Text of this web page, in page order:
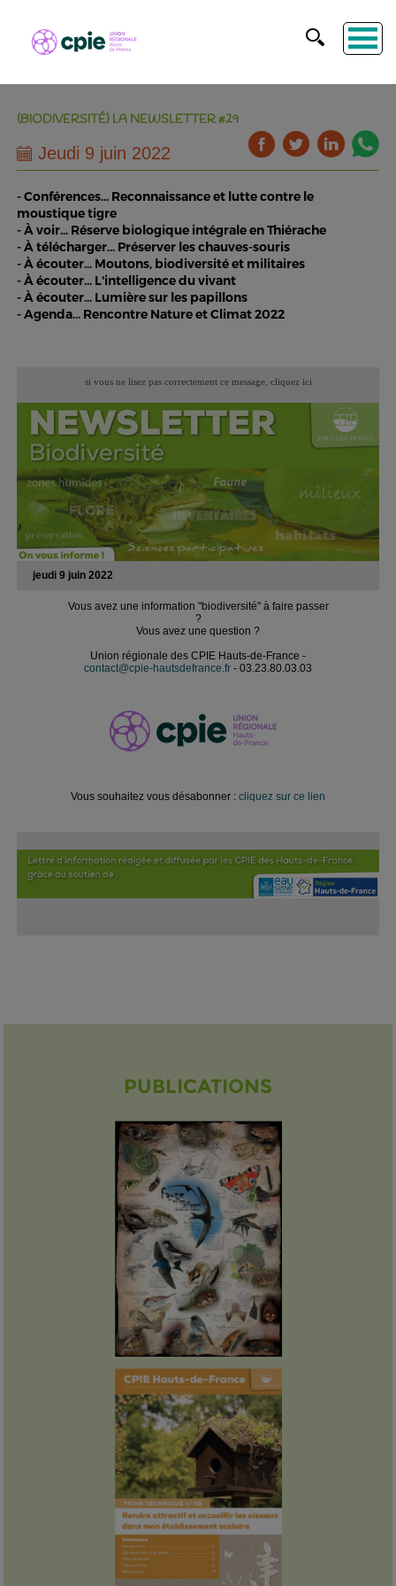
(BIODIVERSITÉ) LA NEWSLETTER #29
Jeudi 9 juin 2022
- Conférences... Reconnaissance et lutte contre le
moustique tigre
- À voir... Réserve biologique intégrale en Thiérache
- À télécharger... Préserver les chauves-souris
- À écouter... Moutons, biodiversité et militaires
- À écouter... L'intelligence du vivant
- À écouter... Lumière sur les papillons
- Agenda... Rencontre Nature et Climat 2022
si vous ne lisez pas correctement ce message, cliquez ici
jeudi 9 juin 2022
Vous avez une information "biodiversité" à faire passer
?
Vous avez une question ?
Union régionale des CPIE Hauts-de-France -
contact@cpie-hautsdefrance.fr - 03.23.80.03.03
Vous souhaitez vous désabonner : cliquez sur ce lien
PUBLICATIONS